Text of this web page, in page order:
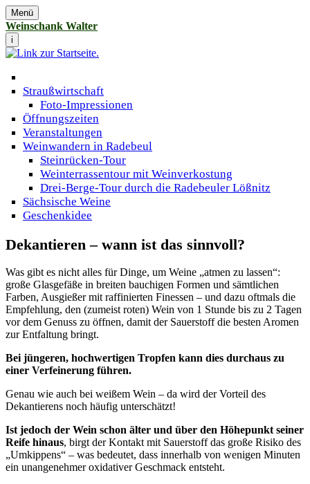
Menü
Weinschank Walter
i
Straußwirtschaft
Foto-Impressionen
Öffnungszeiten
Veranstaltungen
Weinwandern in Radebeul
Steinrücken-Tour
Weinterrassentour mit Weinverkostung
Drei-Berge-Tour durch die Radebeuler Lößnitz
Sächsische Weine
Geschenkidee
Dekantieren – wann ist das sinnvoll?
Was gibt es nicht alles für Dinge, um Weine „atmen zu lassen“:
große Glasgefäße in breiten bauchigen Formen und sämtlichen
Farben, Ausgießer mit raffinierten Finessen – und dazu oftmals die
Empfehlung, den (zumeist roten) Wein von 1 Stunde bis zu 2 Tagen
vor dem Genuss zu öffnen, damit der Sauerstoff die besten Aromen
zur Entfaltung bringt.
Bei jüngeren, hochwertigen Tropfen kann dies durchaus zu
einer Verfeinerung führen.
Genau wie auch bei weißem Wein – da wird der Vorteil des
Dekantierens noch häufig unterschätzt!
Ist jedoch der Wein schon älter und über den Höhepunkt seiner
Reife hinaus, birgt der Kontakt mit Sauerstoff das große Risiko des
„Umkippens“ – was bedeutet, dass innerhalb von wenigen Minuten
ein unangenehmer oxidativer Geschmack entsteht.